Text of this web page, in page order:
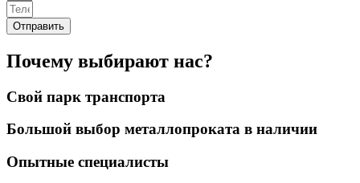
Отправить
Почему выбирают нас?
Свой парк транспорта
Большой выбор металлопроката в наличии
Опытные специалисты